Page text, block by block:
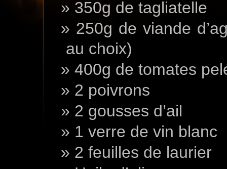
350g de tagliatelle
250g de viande
au choix)
400g de tomates
2 poivrons
2 gousses d’ail
1 verre de vin blanc
2 feuilles de laurier